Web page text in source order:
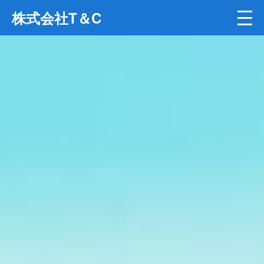
株式会社T＆C